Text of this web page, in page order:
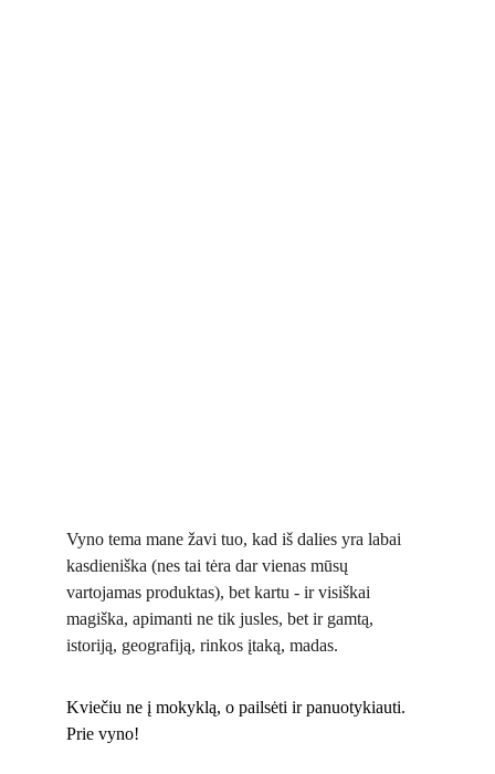
Vyno tema mane žavi tuo, kad iš dalies yra labai
kasdieniška (nes tai tėra dar vienas mūsų
vartojamas produktas), bet kartu - ir visiškai
magiška, apimanti ne tik jusles, bet ir gamtą,
istoriją, geografiją, rinkos įtaką, madas.
Kviečiu ne į mokyklą, o pailsėti ir panuotykiauti.
Prie vyno!